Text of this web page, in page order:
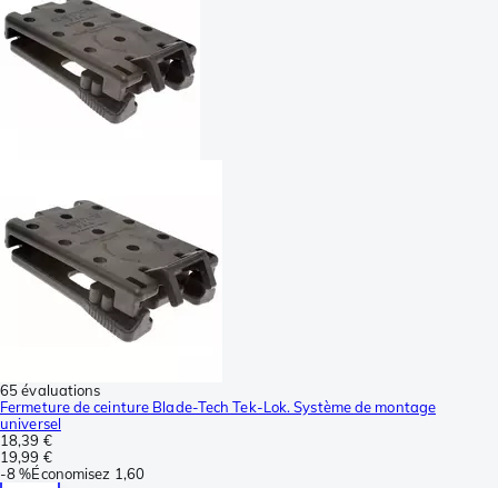
65 évaluations
Fermeture de ceinture Blade-Tech Tek-Lok. Système de montage
universel
18,39 €
19,99 €
-8 %Économisez 1,60